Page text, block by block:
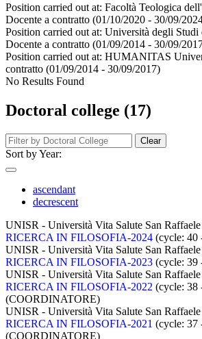
Position carried out at: Facoltà Teologica
Docente a contratto (01/10/2020 - 30/09/
Position carried out at: Università degli
Docente a contratto (01/09/2014 - 30/09/
Position carried out at: HUMANITAS
contratto (01/09/2014 - 30/09/2017)
No Results Found
Doctoral college (17)
Clear
Sort by Year:
ascendant
decrescent
UNISR - Università Vita Salute San
RICERCA IN FILOSOFIA-2024 (cycle: 40
UNISR - Università Vita Salute San
RICERCA IN FILOSOFIA-2023 (cycle: 39
UNISR - Università Vita Salute San
RICERCA IN FILOSOFIA-2022 (cycle: 38
(COORDINATORE)
UNISR - Università Vita Salute San
RICERCA IN FILOSOFIA-2021 (cycle: 37
(COORDINATORE)